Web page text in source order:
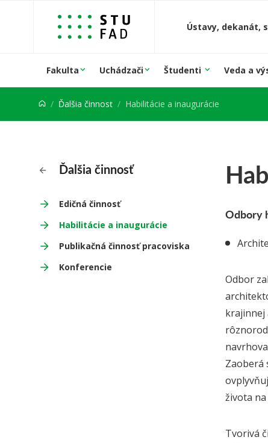
Prejsť na obsah
Ústavy, dekanát,
Fakulta Uchádzači Študenti Veda a
Ďalšia činnosť Habilitácie a inaugurácie
Ďalšia činnosť
Edičná činnosť
Habilitácie a inaugurácie
Publikačná činnosť pracoviska
Konferencie
Odbory
Odbor
krajinnej
Zaoberá
života na
Tvorivá